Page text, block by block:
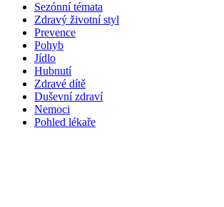
Sezónní témata
Zdravý životní styl
Prevence
Pohyb
Jídlo
Hubnutí
Zdravé dítě
Duševní zdraví
Nemoci
Pohled lékaře